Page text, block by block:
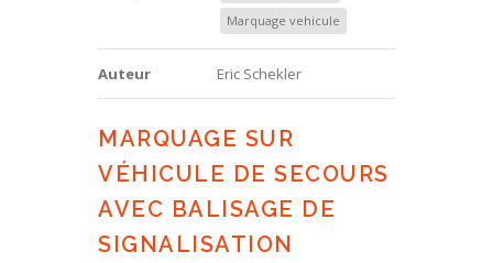
Marquage vehicule
Auteur Eric Schekler
MARQUAGE SUR
VÉHICULE DE SECOURS
AVEC BALISAGE DE
SIGNALISATION